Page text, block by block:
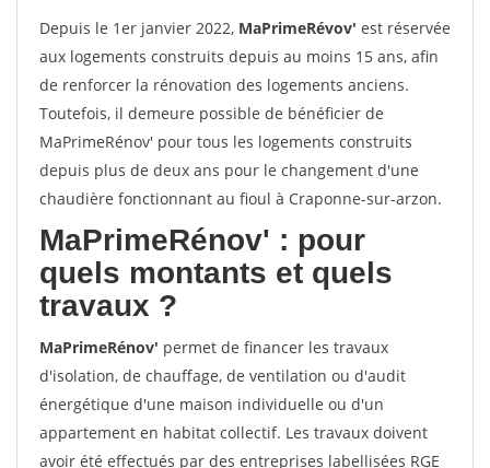
Depuis le 1er janvier 2022, MaPrimeRévov' est réservée
aux logements construits depuis au moins 15 ans, afin
de renforcer la rénovation des logements anciens.
Toutefois, il demeure possible de bénéficier de
MaPrimeRénov' pour tous les logements construits
depuis plus de deux ans pour le changement d'une
chaudière fonctionnant au fioul à Craponne-sur-arzon.
MaPrimeRénov' : pour
quels montants et quels
travaux ?
MaPrimeRénov' permet de financer les travaux
d'isolation, de chauffage, de ventilation ou d'audit
énergétique d'une maison individuelle ou d'un
appartement en habitat collectif. Les travaux doivent
avoir été effectués par des entreprises labellisées RGE